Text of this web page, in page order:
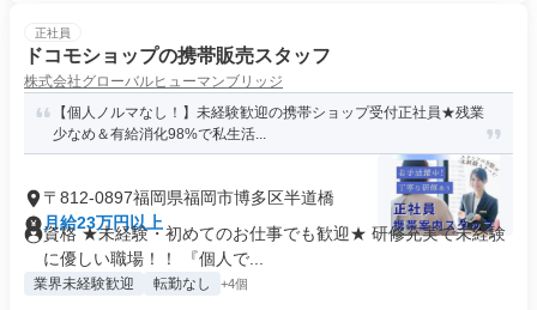
正社員
ドコモショップの携帯販売スタッフ
株式会社グローバルヒューマンブリッジ
【個人ノルマなし！】未経験歓迎の携帯ショップ受付正社員★残業
少なめ＆有給消化98%で私生活...
〒812-0897福岡県福岡市博多区半道橋
月給23万円以上
資格 ★未経験・初めてのお仕事でも歓迎★ 研修充実で未経験
に優しい職場！！ 『個人で...
業界未経験歓迎 転勤なし +4個